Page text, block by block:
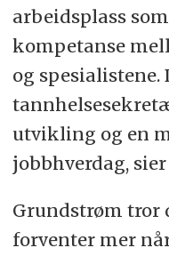
arbeidsplass
kompetanse
og
utvikling og en
jobbhverdag,
Grundstrøm tror
forventer mer